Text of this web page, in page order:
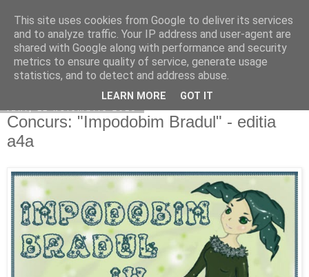
Copilarim
Concurs: "Impodobim Bradul" - editia
a4a
This site uses cookies from Google to deliver its services
and to analyze traffic. Your IP address and user-agent are
shared with Google along with performance and security
metrics to ensure quality of service, generate usage
statistics, and to detect and address abuse.
LEARN MORE GOT IT